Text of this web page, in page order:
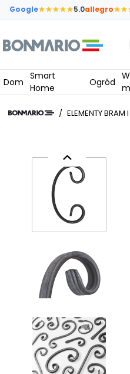
Przejdź do głównej zawartości
Google 5.0allegro
Dom
Smart
Home
Ogród
Warsztat i
/ ELEMENTY BRAM